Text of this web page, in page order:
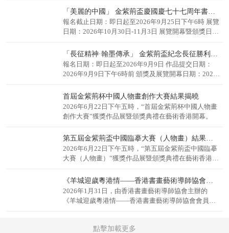
報名截止日期：即日起至2026年9月25日下午6時 展覽
日期：2026年10月30日-11月3日 展覽開幕暨頒獎日
報名日期：即日起至2026年9月9日 作品提交日期：
2026年9月9日下午6時前 頒獎及展覽開幕日期：2026
首屆金紫荊杯中國人物畫創作大賽結果揭曉
2026年6月22日下午五時，“首屆金紫荊杯中國人物畫
創作大賽”獲獎作品展暨頒獎典禮在藝術香港開幕。
第五屆金紫荊盃中國臨摹大賽（人物畫）結果揭曉
2026年6月22日下午五時，“第五屆金紫荊盃中國臨摹
大賽（人物畫）”獲獎作品展暨頒獎典禮在藝術香港開
《羊城迎歲粵港情——香港書畫藝術導師協會會員作品展》穗城啟幕
2026年1月31日，由香港書畫藝術導師協會主辦的
《羊城迎歲粵港情――香港書畫藝術導師協會會員作
點擊加載更多